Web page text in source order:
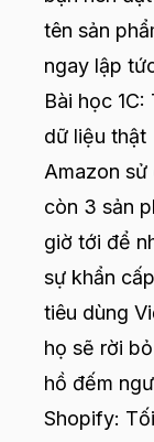
tên sản
ngay lập
Bài học
dữ liệu thật
Amazon
còn 3 sản
giờ tới để
sự khẩn
tiêu dùng
họ sẽ rời
hồ đếm
Shopify: